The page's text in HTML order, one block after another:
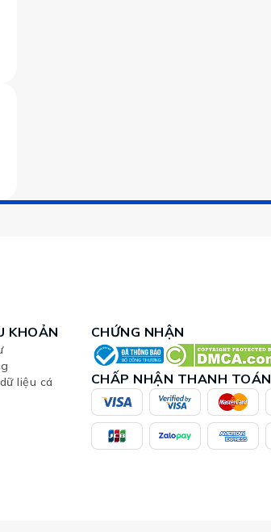
KHOẢN
liệu cá
CHỨNG NHẬN
CHẤP NHẬN THANH TOÁN